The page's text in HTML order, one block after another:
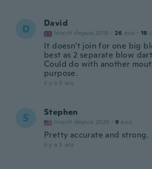
D David
Inscrit depuis 2018 · 26 avis · 18
It doesn't join for one big
best as 2 separate blow
Could do with another
purpose.
il y a 5 ans
S Stephen
Inscrit depuis 2020 · 9 avis
Pretty accurate and strong.
il y a 5 ans